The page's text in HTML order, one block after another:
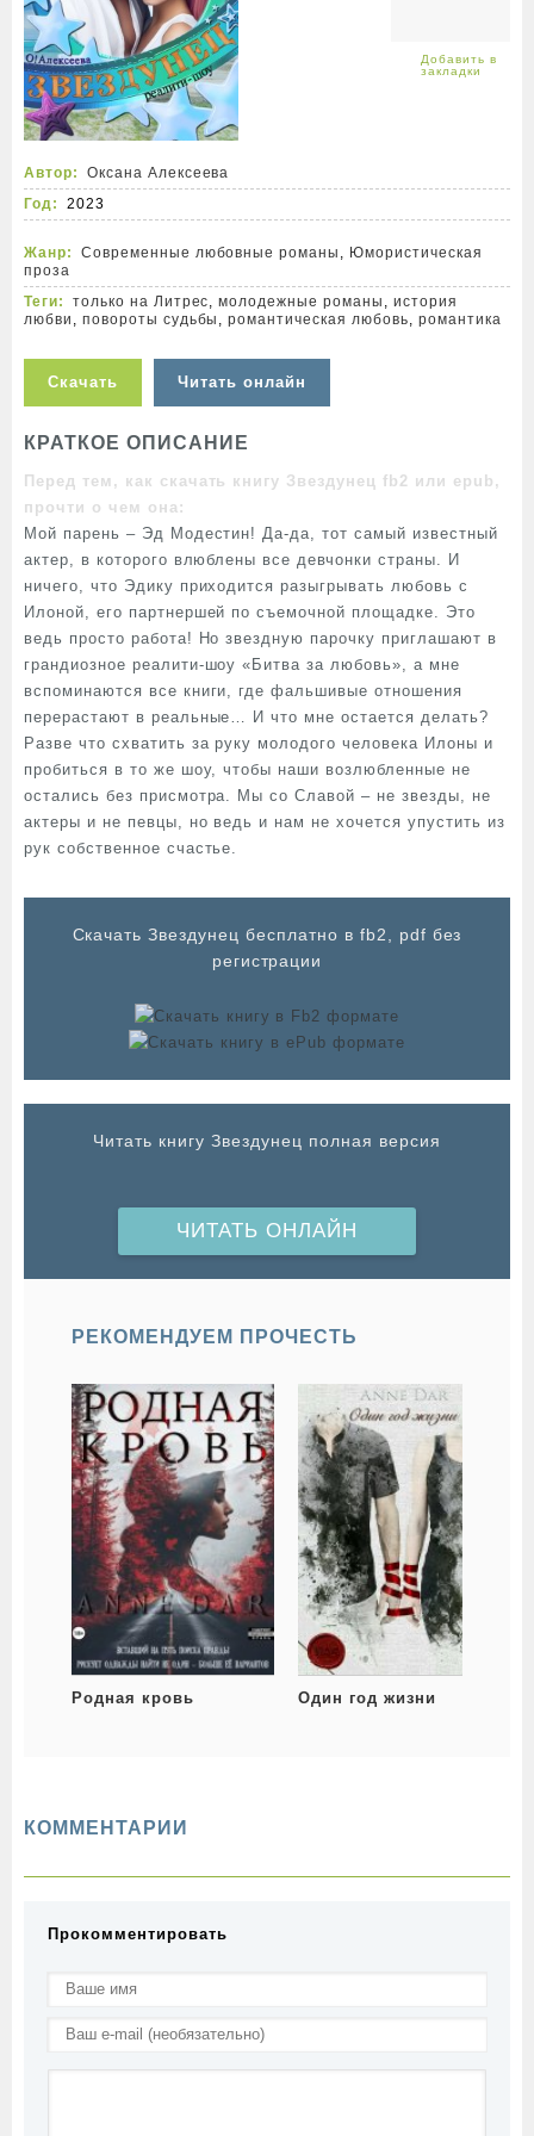
Автор:
Оксана Алексеева
Год:
2023
Жанр: Современные любовные романы , Юмористическая
проза
Теги:
только на Литрес,молодежные романы , история
любви , повороты судьбы ,романтическая любовь, романтика
Скачать Читать онлайн
КРАТКОЕ ОПИСАНИЕ
Перед тем, как скачать книгу Звездунец fb2 или epub,
прочти о чем она:
Мой парень – Эд Модестин! Да-да, тот самый известный
актер, в которого влюблены все девчонки страны. И
ничего, что Эдику приходится разыгрывать любовь с
Илоной, его партнершей по съемочной площадке. Это
ведь просто работа! Но звездную парочку приглашают в
грандиозное реалити-шоу «Битва за любовь», а мне
вспоминаются все книги, где фальшивые отношения
перерастают в реальные… И что мне остается делать?
Разве что схватить за руку молодого человека Илоны и
пробиться в то же шоу, чтобы наши возлюбленные не
остались без присмотра. Мы со Славой – не звезды, не
актеры и не певцы, но ведь и нам не хочется упустить из
рук собственное счастье.
Cкачать Звездунец бесплатно в fb2, pdf без
регистрации
Читать книгу Звездунец полная версия
ЧИТАТЬ ОНЛАЙН
РЕКОМЕНДУЕМ ПРОЧЕСТЬ
Родная кровь Один год жизни
КОММЕНТАРИИ
Прокомментировать